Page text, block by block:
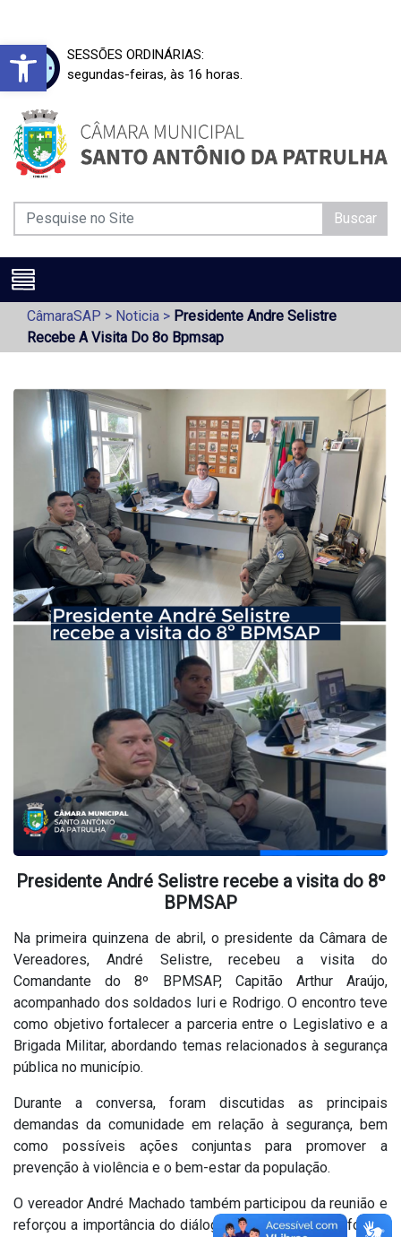
Barra de Ferramentas Aberta
SESSÕES ORDINÁRIAS:
segundas-feiras, às 16 horas.
Buscar
CâmaraSAP > Noticia > Presidente Andre Selistre
Recebe A Visita Do 8o Bpmsap
Presidente André Selistre recebe a visita do 8º
BPMSAP
Na primeira quinzena de abril, o presidente da Câmara de
Vereadores, André Selistre, recebeu a visita do
Comandante do 8º BPMSAP, Capitão Arthur Araújo,
acompanhado dos soldados Iuri e Rodrigo. O encontro teve
como objetivo fortalecer a parceria entre o Legislativo e a
Brigada Militar, abordando temas relacionados à segurança
pública no município.
Durante a conversa, foram discutidas as principais
demandas da comunidade em relação à segurança, bem
como possíveis ações conjuntas para promover a
prevenção à violência e o bem-estar da população.
O vereador André Machado também participou da reunião e
reforçou a importância do diálogo constante com as forças